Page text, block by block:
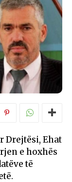
Drejtësi, Ehat
e hoxhës
të